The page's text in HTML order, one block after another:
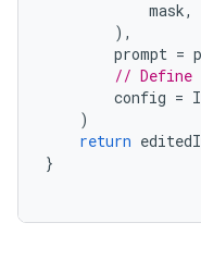
mask,
),
prompt =
// Define
config =
)
return
}